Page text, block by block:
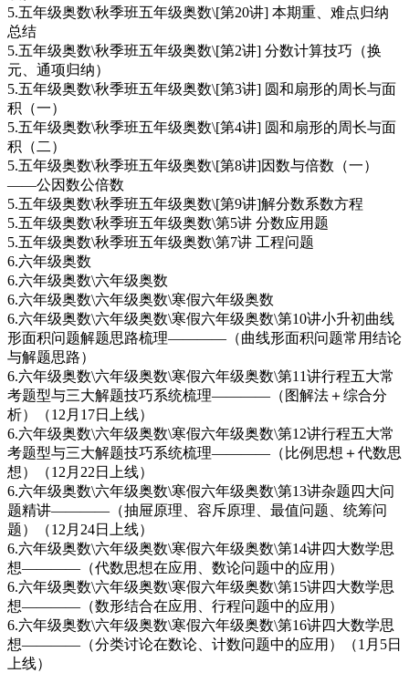
5.五年级奥数\秋季班五年级奥数\[第20讲] 本期重、难点归纳
总结
5.五年级奥数\秋季班五年级奥数\[第2讲] 分数计算技巧（换
元、通项归纳）
5.五年级奥数\秋季班五年级奥数\[第3讲] 圆和扇形的周长与面
积（一）
5.五年级奥数\秋季班五年级奥数\[第4讲] 圆和扇形的周长与面
积（二）
5.五年级奥数\秋季班五年级奥数\[第8讲]因数与倍数（一）
——公因数公倍数
5.五年级奥数\秋季班五年级奥数\[第9讲]解分数系数方程
5.五年级奥数\秋季班五年级奥数\第5讲 分数应用题
5.五年级奥数\秋季班五年级奥数\第7讲 工程问题
6.六年级奥数
6.六年级奥数\六年级奥数
6.六年级奥数\六年级奥数\寒假六年级奥数
6.六年级奥数\六年级奥数\寒假六年级奥数\第10讲小升初曲线
形面积问题解题思路梳理————（曲线形面积问题常用结论
与解题思路）
6.六年级奥数\六年级奥数\寒假六年级奥数\第11讲行程五大常
考题型与三大解题技巧系统梳理————（图解法＋综合分
析）（12月17日上线）
6.六年级奥数\六年级奥数\寒假六年级奥数\第12讲行程五大常
考题型与三大解题技巧系统梳理————（比例思想＋代数思
想）（12月22日上线）
6.六年级奥数\六年级奥数\寒假六年级奥数\第13讲杂题四大问
题精讲————（抽屉原理、容斥原理、最值问题、统筹问
题）（12月24日上线）
6.六年级奥数\六年级奥数\寒假六年级奥数\第14讲四大数学思
想————（代数思想在应用、数论问题中的应用）
6.六年级奥数\六年级奥数\寒假六年级奥数\第15讲四大数学思
想————（数形结合在应用、行程问题中的应用）
6.六年级奥数\六年级奥数\寒假六年级奥数\第16讲四大数学思
想————（分类讨论在数论、计数问题中的应用）（1月5日
上线）